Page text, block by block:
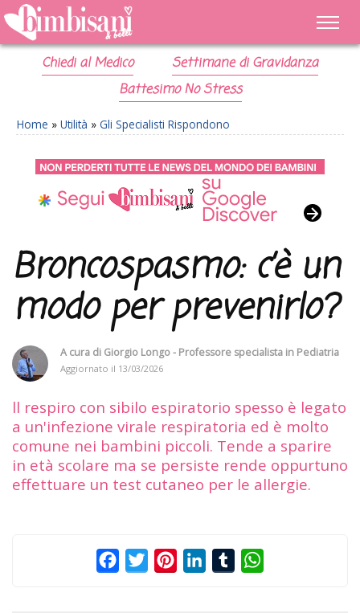
Chiedi al Medico
Settimane di Gravidanza
Battesimo No Stress
Home » Utilità » Gli Specialisti Rispondono
Broncospasmo: c’è un
modo per prevenirlo?
A cura di Giorgio Longo - Professore specialista in Pediatria
Aggiornato il 13/03/2026
ll respiro con sibilo espiratorio spesso è legato
a un'infezione virale respiratoria ed è molto
comune nei bambini piccoli. Tende a sparire
in età scolare ma se persiste rende oppurtuno
effettuare un test cutaneo per le allergie.
FacebookTwitterPinterestLinkedInTumblr